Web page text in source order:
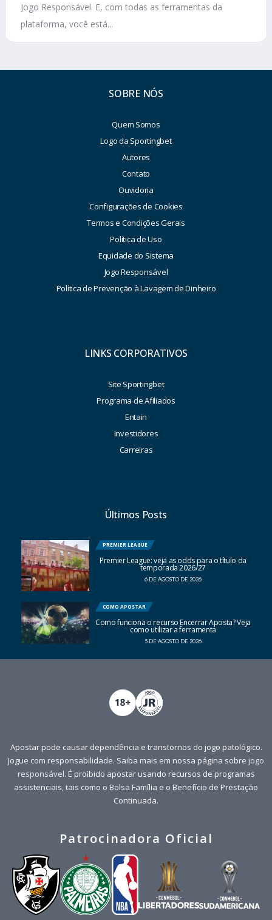
Jogo Responsável. E, com todas as ferramentas da
plataforma, você está...
SOBRE NÓS
Quem Somos
Logo da Sportingbet
Autores
Contato
Ouvidoria
Configurações de Cookies
Termos e Condições Gerais
Política de Uso
Equidade do Sistema
Jogo Responsável
Política de Prevenção à Lavagem de Dinheiro
LINKS CORPORATIVOS
Site Sportingbet
Programa de Afiliados
Entain
Investidores
Carreiras
Últimos Posts
PREMIER LEAGUE
Premier League: veja as odds para o título da
temporada 2026/27
6 DE AGOSTO DE 2026
COMO APOSTAR
Como funciona o recurso Encerrar Aposta? Veja
como utilizar a ferramenta
5 DE AGOSTO DE 2026
Apostar pode causar dependência e transtornos do jogo patológico.
Jogue com responsabilidade. Saiba mais em nossa página sobre jogo
responsável. É proibido apostar usando recursos de programas
assistenciais, tais como o Bolsa Família e o Benefício de Prestação
Continuada.
Patrocinadora Oficial